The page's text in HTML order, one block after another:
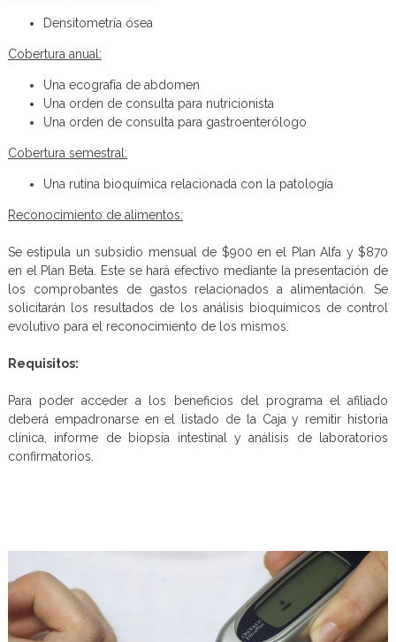
Densitometría ósea
Cobertura anual:
Una ecografía de abdomen
Una orden de consulta para nutricionista
Una orden de consulta para gastroenterólogo
Cobertura semestral:
Una rutina bioquímica relacionada con la patología
Reconocimiento de alimentos:
Se estipula un subsidio mensual de $900 en el Plan Alfa y $870
en el Plan Beta. Este se hará efectivo mediante la presentación de
los comprobantes de gastos relacionados a alimentación. Se
solicitarán los resultados de los análisis bioquímicos de control
evolutivo para el reconocimiento de los mismos.
Requisitos:
Para poder acceder a los beneficios del programa el afiliado
deberá empadronarse en el listado de la Caja y remitir historia
clínica, informe de biopsia intestinal y análisis de laboratorios
confirmatorios.